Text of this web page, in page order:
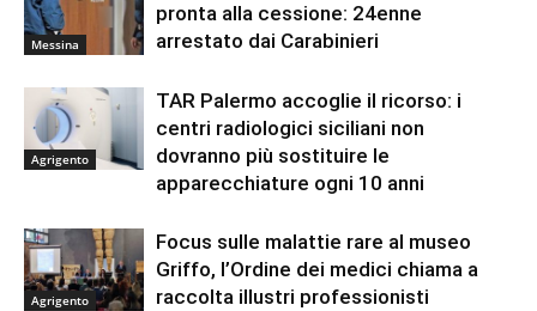
Messina
pronta alla cessione: 24enne
arrestato dai Carabinieri
Agrigento
TAR Palermo accoglie il ricorso: i
centri radiologici siciliani non
dovranno più sostituire le
apparecchiature ogni 10 anni
Agrigento
Focus sulle malattie rare al museo
Griffo, l’Ordine dei medici chiama a
raccolta illustri professionisti